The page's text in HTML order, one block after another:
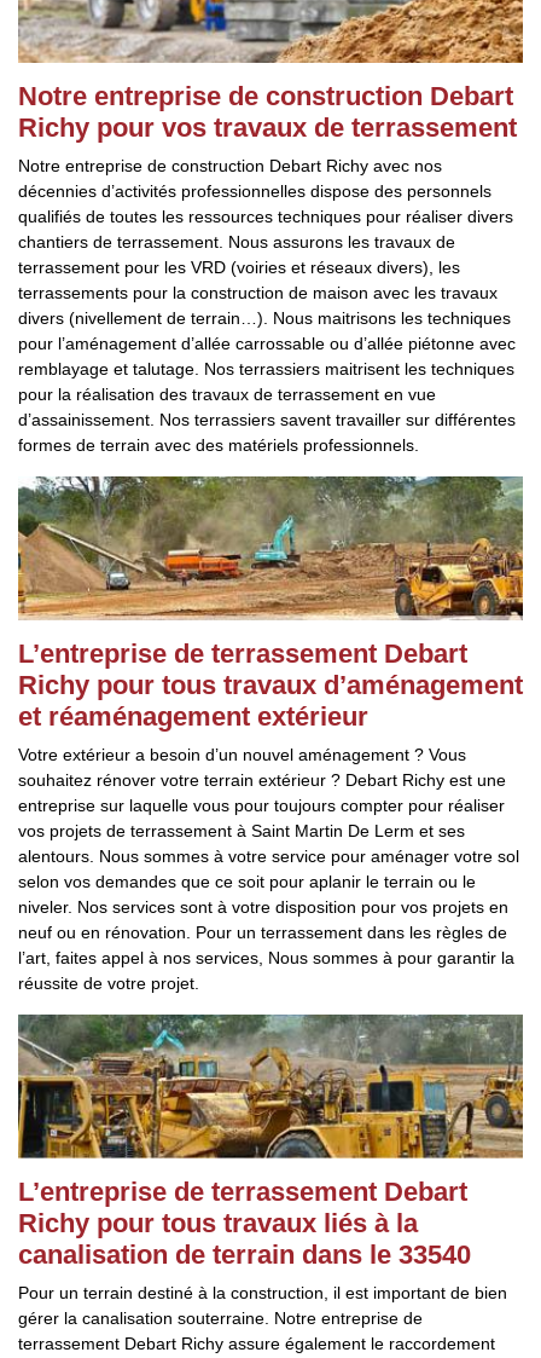
Notre entreprise de construction Debart
Richy pour vos travaux de terrassement
Notre entreprise de construction Debart Richy avec nos
décennies d’activités professionnelles dispose des personnels
qualifiés de toutes les ressources techniques pour réaliser divers
chantiers de terrassement. Nous assurons les travaux de
terrassement pour les VRD (voiries et réseaux divers), les
terrassements pour la construction de maison avec les travaux
divers (nivellement de terrain…). Nous maitrisons les techniques
pour l’aménagement d’allée carrossable ou d’allée piétonne avec
remblayage et talutage. Nos terrassiers maitrisent les techniques
pour la réalisation des travaux de terrassement en vue
d’assainissement. Nos terrassiers savent travailler sur différentes
formes de terrain avec des matériels professionnels.
L’entreprise de terrassement Debart
Richy pour tous travaux d’aménagement
et réaménagement extérieur
Votre extérieur a besoin d’un nouvel aménagement ? Vous
souhaitez rénover votre terrain extérieur ? Debart Richy est une
entreprise sur laquelle vous pour toujours compter pour réaliser
vos projets de terrassement à Saint Martin De Lerm et ses
alentours. Nous sommes à votre service pour aménager votre sol
selon vos demandes que ce soit pour aplanir le terrain ou le
niveler. Nos services sont à votre disposition pour vos projets en
neuf ou en rénovation. Pour un terrassement dans les règles de
l’art, faites appel à nos services, Nous sommes à pour garantir la
réussite de votre projet.
L’entreprise de terrassement Debart
Richy pour tous travaux liés à la
canalisation de terrain dans le 33540
Pour un terrain destiné à la construction, il est important de bien
gérer la canalisation souterraine. Notre entreprise de
terrassement Debart Richy assure également le raccordement